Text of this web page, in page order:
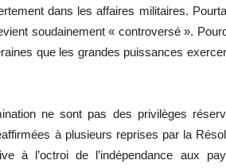
dans les affaires militaires.
soudainement « controversé ».
que les grandes puissances
ne sont pas des privilèges
à plusieurs reprises par la
à l’octroi de l’indépendance aux